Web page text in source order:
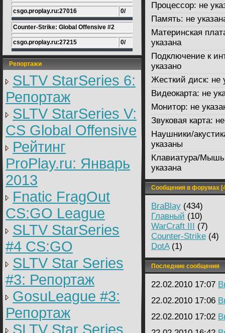
csgo.proplay.ru:27016 0/
Counter-Strike: Global Offensive #2
csgo.proplay.ru:27215 0/
Репортажи
SLTV StarSeries 6:
Репортаж
SLTV StarSeries V:
CS Global Offensive
Рейтинг
ProPlay.ru: Январь
2013
Fnatic FragOut
CS:GO League
SLTV StarSeries
#4 CS:GO
SLTV Star Series
#3: Репортаж
GosuLeague #3:
Репортаж
SLTV Star Series
Процессор: не
Память: не
Материнская
указана
Подключение к
указано
Жесткий диск: не
Видеокарта: не
Монитор: не
Звуковая карта:
Наушники/
указаны
Клавиатура/
указана
Сообщения в форумах
BraBlay (434)
Главный (10)
WarCraft III (7)
Counter-Strike (4)
DotA(1)
Последние сообщения
22.02.2010 17:07
22.02.2010 17:06
22.02.2010 17:02